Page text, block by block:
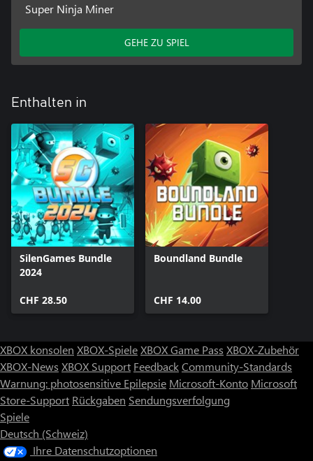
Super Ninja Miner
GEHE ZU SPIEL
Enthalten in
SilenGames Bundle
2024
CHF 28.50
Boundland Bundle
CHF 14.00
XBOX konsolen XBOX-SpieleXBOX Game Pass XBOX-Zubehör
XBOX-News XBOX Support FeedbackCommunity-Standards
Warnung: photosensitive Epilepsie Microsoft-Konto Microsoft
Store-Support Rückgaben Sendungsverfolgung
Spiele
Deutsch (Schweiz)
Ihre Datenschutzoptionen